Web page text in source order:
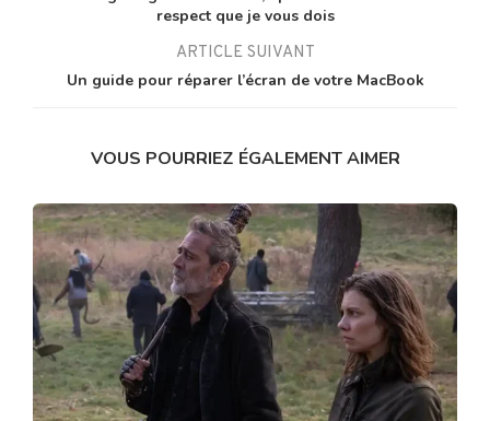
respect que je vous dois
ARTICLE SUIVANT
Un guide pour réparer l’écran de votre MacBook
VOUS POURRIEZ ÉGALEMENT AIMER